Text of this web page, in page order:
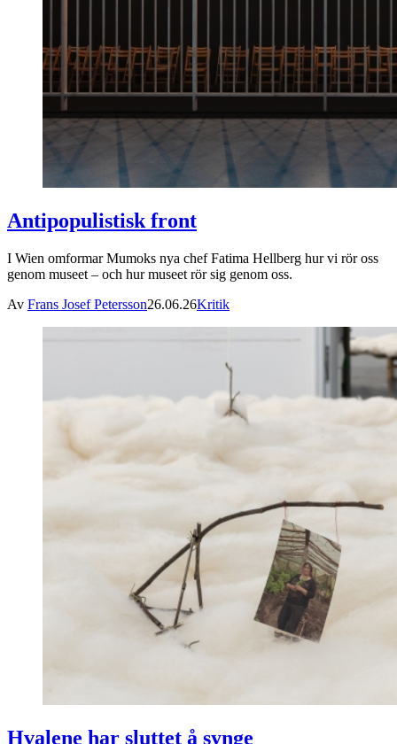
Antipopulistisk front
I Wien omformar Mumoks nya chef Fatima Hellberg hur vi rör oss
genom museet – och hur museet rör sig genom oss.
Av Frans Josef Petersson26.06.26Kritik
Hvalene har sluttet å synge